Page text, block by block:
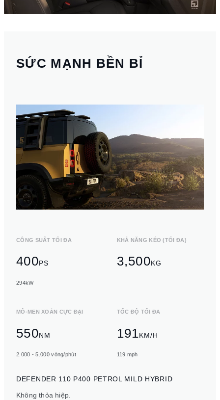
SỨC MẠNH BỀN BỈ
CÔNG SUẤT TỐI ĐA
400PS
294kW
KHẢ NĂNG KÉO (TỐI ĐA)
3,500KG
MÔ-MEN XOẮN CỰC ĐẠI
550NM
2.000 - 5.000 vòng/phút
TỐC ĐỘ TỐI ĐA
191KM/H
119 mph
DEFENDER 110 P400 PETROL MILD HYBRID
Không thỏa hiệp.